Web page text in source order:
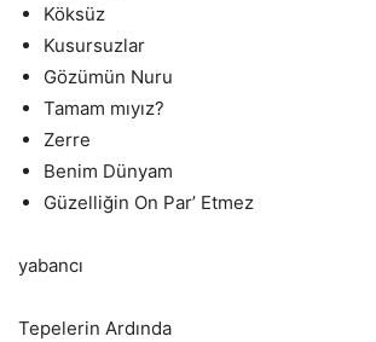
Köksüz
Kusursuzlar
Gözümün Nuru
Tamam mıyız?
Zerre
Benim Dünyam
Güzelliğin On Par’ Etmez
yabancı
Tepelerin Ardında